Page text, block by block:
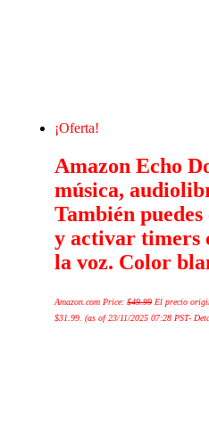
¡Oferta!
Amazon Echo
música,
También
y activar timers
la voz. Color
Amazon.com Price:$49.99 El precio
$31.99. (as of 23/11/2025 07:28 PST-